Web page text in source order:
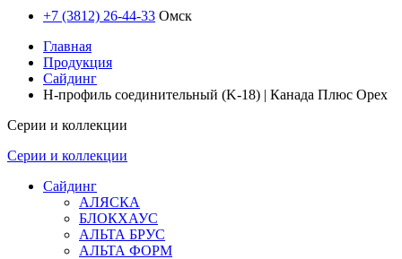
+7 (3812) 26-44-33 Омск
Главная
Продукция
Сайдинг
H-профиль соединительный (K-18) | Канада Плюс Орех
Серии и коллекции
Серии и коллекции
Сайдинг
АЛЯСКА
БЛОКХАУС
АЛЬТА БРУС
АЛЬТА ФОРМ